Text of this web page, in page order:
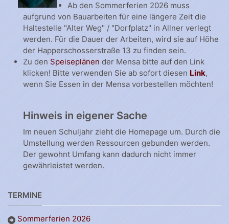
Ab den Sommerferien 2026 muss
aufgrund von Bauarbeiten für eine längere Zeit die
Haltestelle "Alter Weg" / "Dorfplatz" in Allner verlegt
werden. Für die Dauer der Arbeiten, wird sie auf Höhe
der Happerschosserstraße 13 zu finden sein.
Zu den Speiseplänen der Mensa bitte auf den Link
klicken! Bitte verwenden Sie ab sofort diesen Link,
wenn Sie Essen in der Mensa vorbestellen möchten!
Hinweis in eigener Sache
Im neuen Schuljahr zieht die Homepage um. Durch die
Umstellung werden Ressourcen gebunden werden.
Der gewohnt Umfang kann dadurch nicht immer
gewährleistet werden.
TERMINE
Sommerferien 2026